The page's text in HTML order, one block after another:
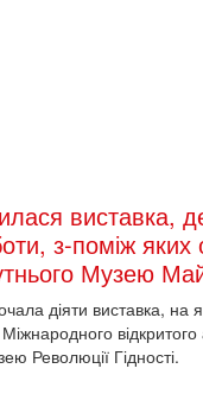
виставка,
з-поміж яких
Музею
діяти виставка, на
відкритого
Революції Гідності.